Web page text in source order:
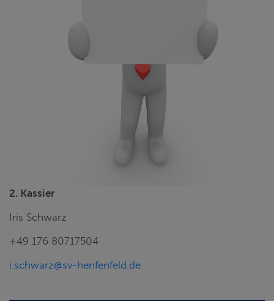
2. Kassier
Iris Schwarz
+49 176 80717504
i.schwarz@sv-henfenfeld.de